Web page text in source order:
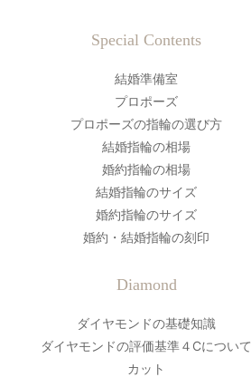
Special Contents
結婚準備室
プロポーズ
プロポーズの指輪の選び方
結婚指輪の相場
婚約指輪の相場
結婚指輪のサイズ
婚約指輪のサイズ
婚約・結婚指輪の刻印
Diamond
ダイヤモンドの基礎知識
ダイヤモンドの評価基準４Cについて
カット